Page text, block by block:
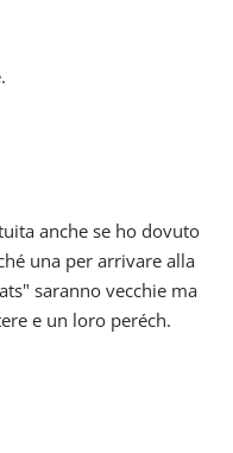
anche se ho dovuto
una per arrivare alla
saranno vecchie ma
e un loro peréch.